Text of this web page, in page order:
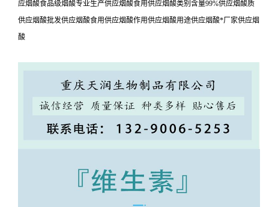
应烟酸食品级烟酸专业生产供应烟酸食用供应烟酸类别含量99%供应烟酸质
供应烟酸批发供应烟酸食用供应烟酸作用供应烟酸用途供应烟酸*厂家供应烟
酸